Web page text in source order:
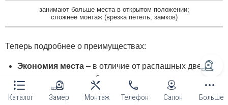
Каталог Замер Монтаж Телефон Салон Больше
занимают больше места в открытом положении;
сложнее монтаж (врезка петель, замков)
Теперь подробнее о преимуществах:
Экономия места – в отличие от распашных дверей,
двери-книжка не требуют дополнительного
пространства для открывания.
Уникальный дизайн – створки могут иметь